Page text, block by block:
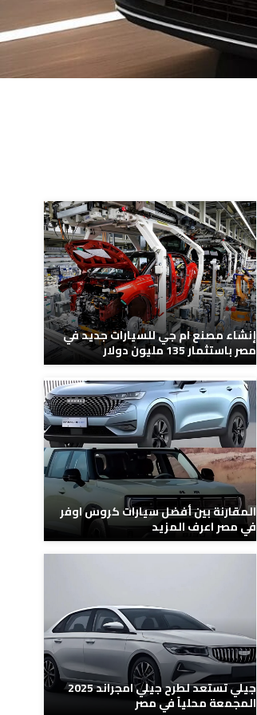
إنشاء مصنع ام جي للسيارات جديد في
مصر باستثمار 135 مليون دولار
المقارنة بين أفضل سيارات كروس اوفر
في مصر اعرف المزيد
جيلي تستعد لطرح جيلي امجراند 2025
المجمعة محلياً في مصر